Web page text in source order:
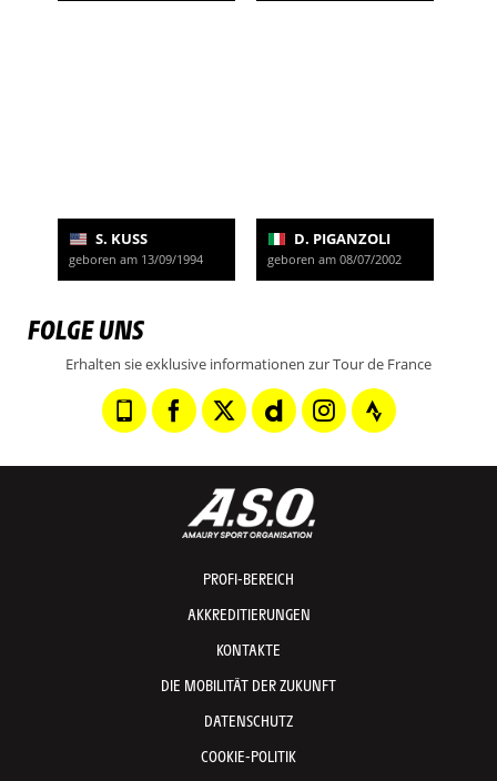
S. KUSS
geboren am 13/09/1994
D. PIGANZOLI
geboren am 08/07/2002
FOLGE UNS
Erhalten sie exklusive informationen zur Tour de France
PROFI-BEREICH
AKKREDITIERUNGEN
KONTAKTE
DIE MOBILITÄT DER ZUKUNFT
DATENSCHUTZ
COOKIE-POLITIK